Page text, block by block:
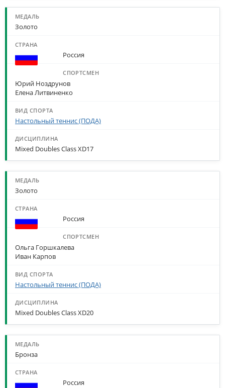
Золото
Россия
Юрий Ноздрунов
Елена Литвиненко
Настольный теннис (ПОДА)
Mixed Doubles Class XD17
Золото
Россия
Ольга Горшкалева
Иван Карпов
Настольный теннис (ПОДА)
Mixed Doubles Class XD20
Бронза
Россия